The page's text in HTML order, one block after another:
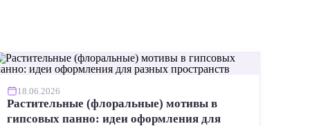
18.06.2026
Растительные (флоральные) мотивы в
гипсовых панно: идеи оформления для